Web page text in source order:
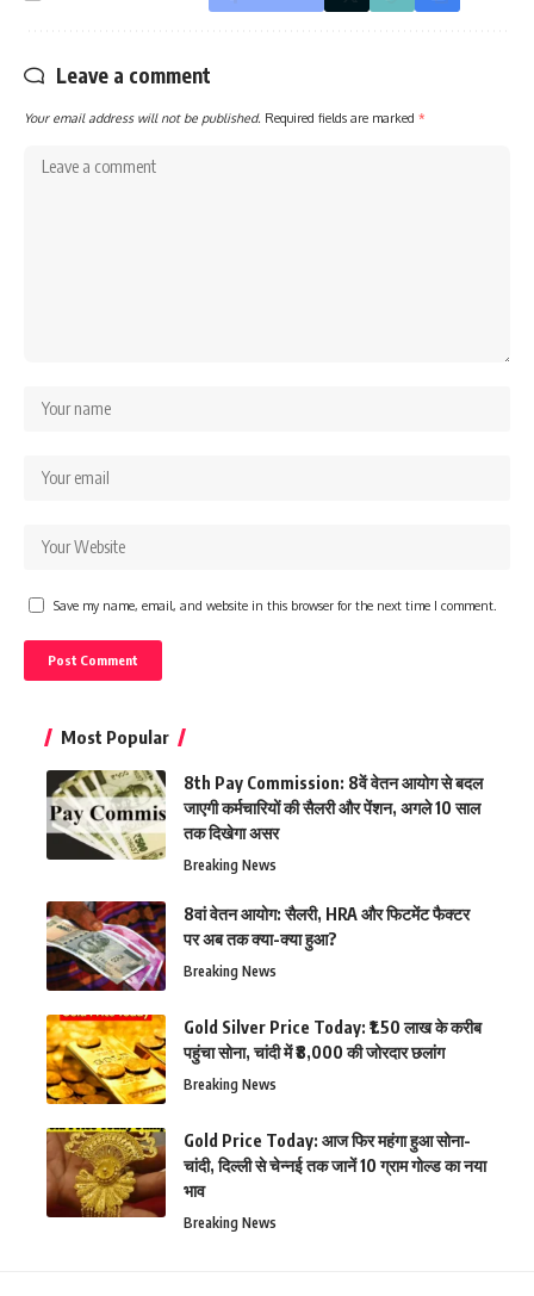
Leave a comment
Your email address will not be published. Required fields are marked *
Save my name, email, and website in this browser for the next time I comment.
Most Popular
8th Pay Commission: 8वें वेतन आयोग से बदल
जाएगी कर्मचारियों की सैलरी और पेंशन, अगले 10 साल
तक दिखेगा असर
Breaking News
8वां वेतन आयोग: सैलरी, HRA और फिटमेंट फैक्टर
पर अब तक क्या-क्या हुआ?
Breaking News
Gold Silver Price Today: ₹1.50 लाख के करीब
पहुंचा सोना, चांदी में ₹8,000 की जोरदार छलांग
Breaking News
Gold Price Today: आज फिर महंगा हुआ सोना-
चांदी, दिल्ली से चेन्नई तक जानें 10 ग्राम गोल्ड का नया
भाव
Breaking News